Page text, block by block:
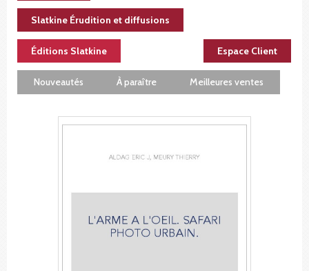
Slatkine Érudition et diffusions
Éditions Slatkine Espace Client
Nouveautés À paraître Meilleures ventes